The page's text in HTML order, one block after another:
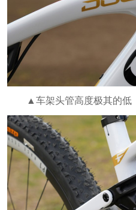
▲车架头管高度极其的低